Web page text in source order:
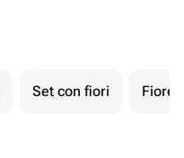
Set con fiori Fiore